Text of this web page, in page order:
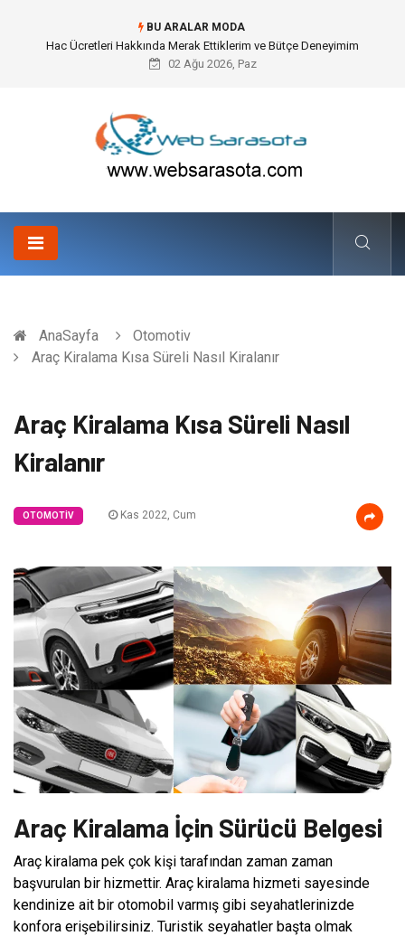
BU ARALAR MODA
Öneri Sistemi ile Kurumsal İnovasyonun Dijitalleşmesi
02 Ağu 2026, Paz
AnaSayfa
Otomotiv
Araç Kiralama Kısa Süreli Nasıl Kiralanır
Araç Kiralama Kısa Süreli Nasıl
Kiralanır
OTOMOTIV Kas 2022, Cum
Araç Kiralama İçin Sürücü Belgesi
Araç kiralama pek çok kişi tarafından zaman zaman
başvurulan bir hizmettir. Araç kiralama hizmeti sayesinde
kendinize ait bir otomobil varmış gibi seyahatlerinizde
konfora erişebilirsiniz. Turistik seyahatler başta olmak